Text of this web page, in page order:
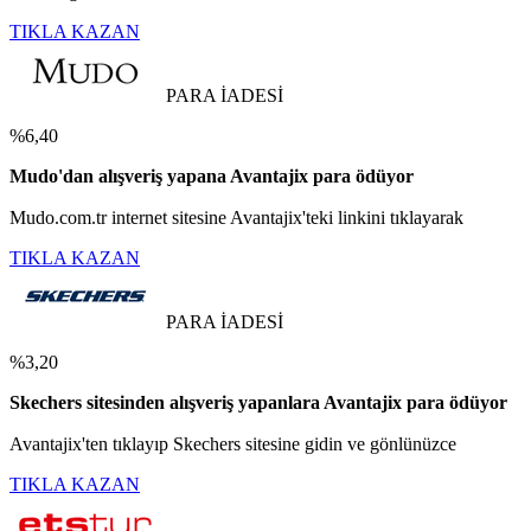
TIKLA KAZAN
PARA İADESİ
%6,40
Mudo'dan alışveriş yapana Avantajix para ödüyor
Mudo.com.tr internet sitesine Avantajix'teki linkini tıklayarak
TIKLA KAZAN
PARA İADESİ
%3,20
Skechers sitesinden alışveriş yapanlara Avantajix para ödüyor
Avantajix'ten tıklayıp Skechers sitesine gidin ve gönlünüzce
TIKLA KAZAN